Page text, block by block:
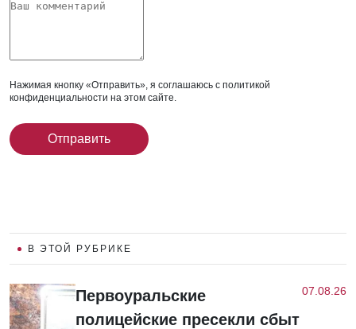
Нажимая кнопку «Отправить», я соглашаюсь с политикой
конфиденциальности на этом сайте.
Отправить
В ЭТОЙ РУБРИКЕ
Первоуральские
полицейские пресекли сбыт
07.08.26